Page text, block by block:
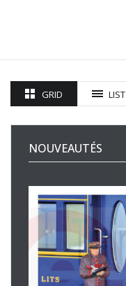
GRID LIST
NOUVEAUTÉS